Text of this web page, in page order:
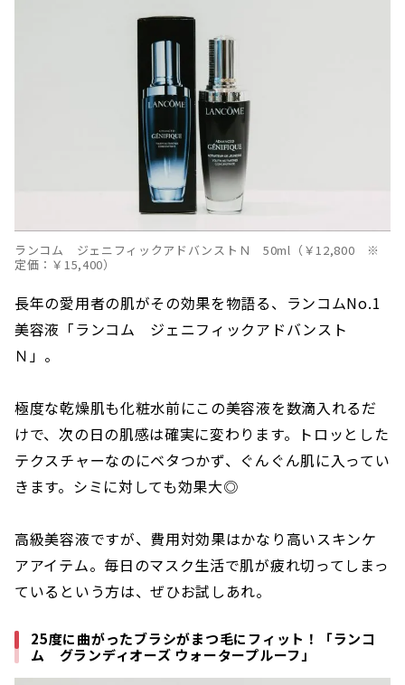
ランコム ジェニフィックアドバンストＮ 50ml（￥12,800 ※
定価：￥15,400）
長年の愛用者の肌がその効果を物語る、ランコムNo.1
美容液「ランコム ジェニフィックアドバンスト
Ｎ」。
極度な乾燥肌も化粧水前にこの美容液を数滴入れるだ
けで、次の日の肌感は確実に変わります。トロッとした
テクスチャーなのにベタつかず、ぐんぐん肌に入ってい
きます。シミに対しても効果大◎
高級美容液ですが、費用対効果はかなり高いスキンケ
アアイテム。毎日のマスク生活で肌が疲れ切ってしまっ
ているという方は、ぜひお試しあれ。
25度に曲がったブラシがまつ毛にフィット！「ランコ
ム グランディオーズ ウォータープルーフ」